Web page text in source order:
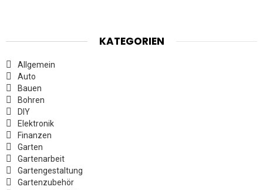
KATEGORIEN
Allgemein
Auto
Bauen
Bohren
DIY
Elektronik
Finanzen
Garten
Gartenarbeit
Gartengestaltung
Gartenzubehör